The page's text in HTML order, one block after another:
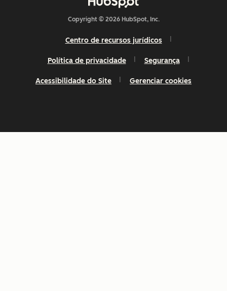
Copyright © 2026 HubSpot, Inc.
Centro de recursos jurídicos
Política de privacidade Segurança
Acessibilidade do Site Gerenciar cookies